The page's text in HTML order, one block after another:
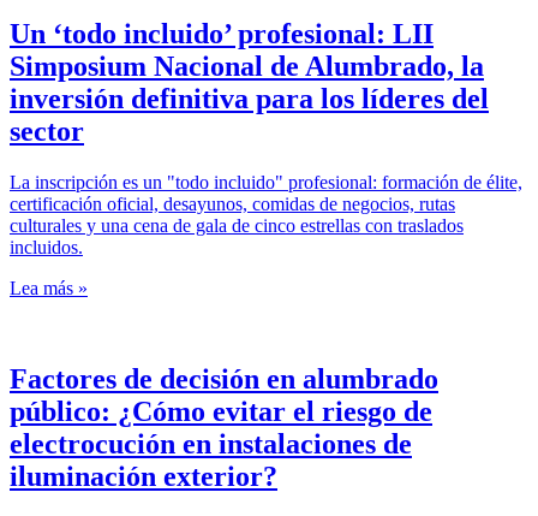
Un ‘todo incluido’ profesional: LII
Simposium Nacional de Alumbrado, la
inversión definitiva para los líderes del
sector
La inscripción es un "todo incluido" profesional: formación de élite,
certificación oficial, desayunos, comidas de negocios, rutas
culturales y una cena de gala de cinco estrellas con traslados
incluidos.
Lea más »
Factores de decisión en alumbrado
público: ¿Cómo evitar el riesgo de
electrocución en instalaciones de
iluminación exterior?